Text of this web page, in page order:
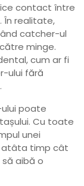
contact între
În realitate,
catcher-ul
minge.
cum ar fi
ului fără
poate
Cu toate
unei
atâta timp cât
aibă o